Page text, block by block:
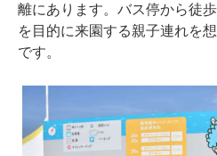
離にあります。バス停から徒
を目的に来園する親子連れを
です。